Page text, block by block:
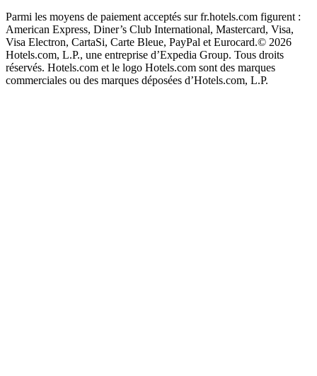
Parmi les moyens de paiement acceptés sur fr.hotels.com figurent :
American Express, Diner’s Club International, Mastercard, Visa,
Visa Electron, CartaSi, Carte Bleue, PayPal et Eurocard.© 2026
Hotels.com, L.P., une entreprise d’Expedia Group. Tous droits
réservés. Hotels.com et le logo Hotels.com sont des marques
commerciales ou des marques déposées d’Hotels.com, L.P.